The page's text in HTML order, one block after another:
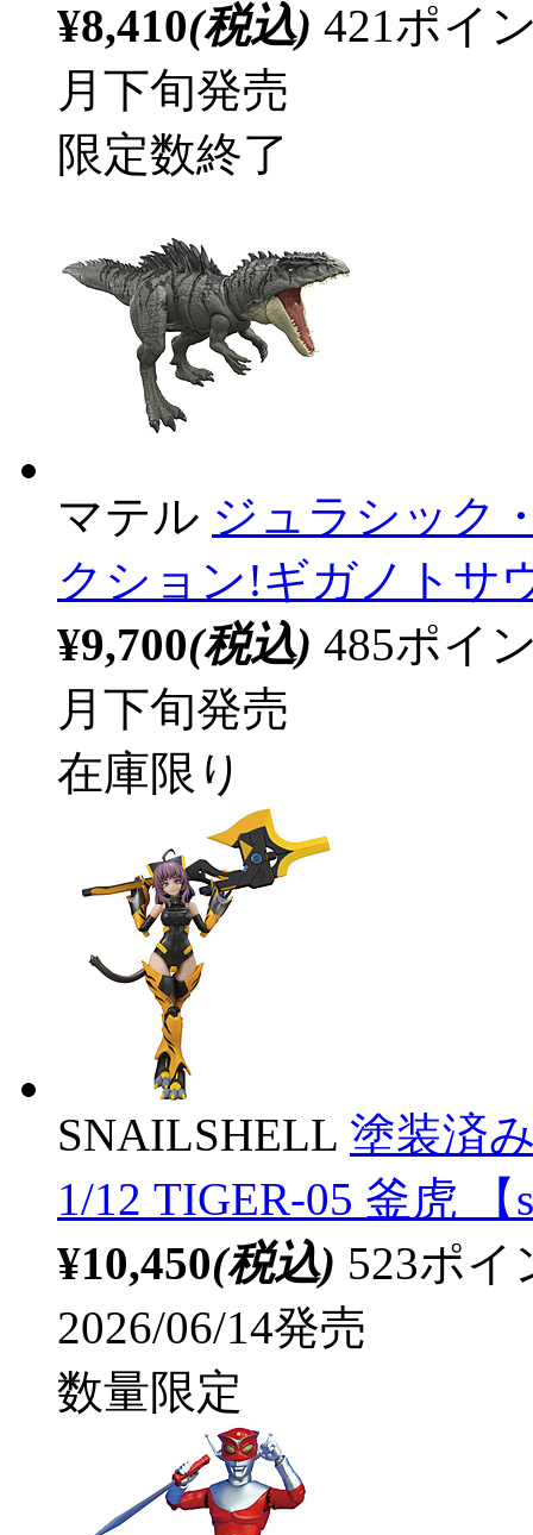
¥8,410(税込) 421ポイ
月下旬発売
限定数終了
マテル ジュラシック
クション!ギガノトサ
¥9,700(税込) 485ポイ
月下旬発売
在庫限り
SNAILSHELL 塗装済
1/12 TIGER-05 釜虎 【
¥10,450(税込) 523ポ
2026/06/14発売
数量限定